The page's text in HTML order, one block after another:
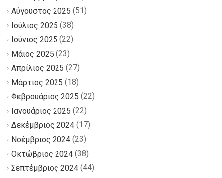
Αύγουστος 2025 (51)
Ιούλιος 2025 (38)
Ιούνιος 2025 (22)
Μάιος 2025 (23)
Απρίλιος 2025 (27)
Μάρτιος 2025 (18)
Φεβρουάριος 2025 (22)
Ιανουάριος 2025 (22)
Δεκέμβριος 2024 (17)
Νοέμβριος 2024 (23)
Οκτώβριος 2024 (38)
Σεπτέμβριος 2024 (44)